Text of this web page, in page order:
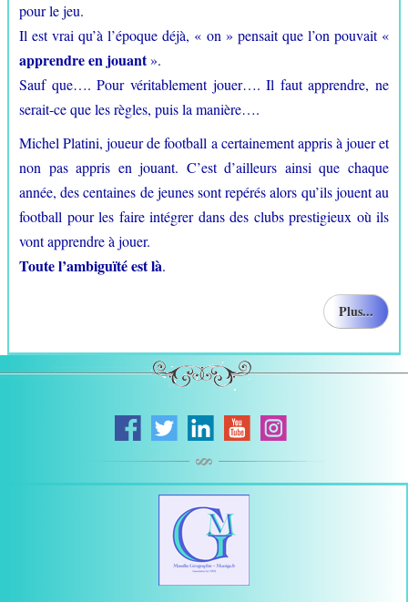
pour le jeu.
Il est vrai qu’à l’époque déjà, « on » pensait que l’on pouvait «
apprendre en jouant».
Sauf que…. Pour véritablement jouer…. Il faut apprendre, ne
serait-ce que les règles, puis la manière….
Michel Platini, joueur de football a certainement appris à jouer et
non pas appris en jouant. C’est d’ailleurs ainsi que chaque
année, des centaines de jeunes sont repérés alors qu’ils jouent au
football pour les faire intégrer dans des clubs prestigieux où ils
vont apprendre à jouer.
Toute l’ambiguïté est là.
Plus...